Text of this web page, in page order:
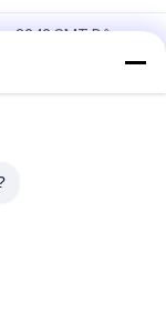
3040 SMT Dây
hình 320 * 500mm
in dán hàn